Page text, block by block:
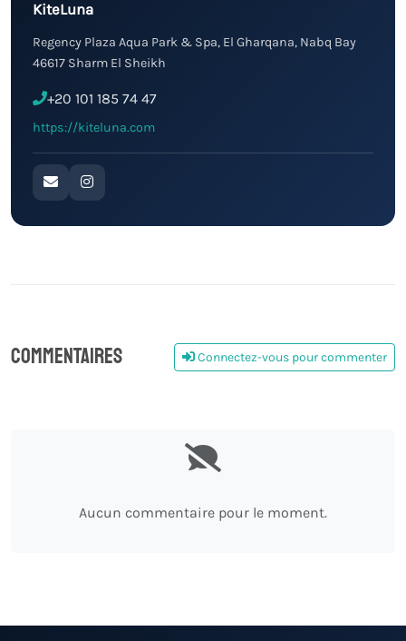
KiteLuna
Regency Plaza Aqua Park & Spa, El Gharqana, Nabq Bay
46617 Sharm El Sheikh
+20 101 185 74 47
https://kiteluna.com
Commentaires Connectez-vous pour commenter
Aucun commentaire pour le moment.